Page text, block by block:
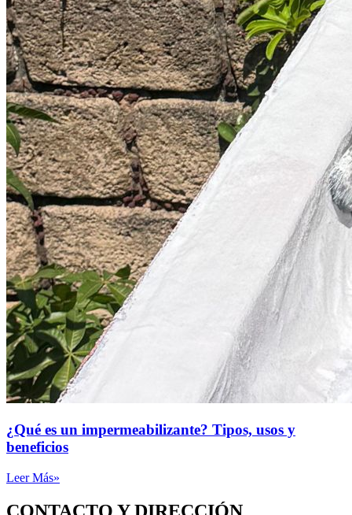
¿Qué es un impermeabilizante? Tipos, usos y
beneficios
Leer Más»
CONTACTO Y DIRECCIÓN